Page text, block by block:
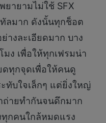
ยายามไม่ใช้ SFX
ลมาก ดังนั้นทุกช็อต
างละเอียดมาก บาง
มง เพื่อให้ทุกเฟรมน่า
ดทุกจุดเพื่อให้คนดู
ทับใจเล็กๆ แต่ยิ่งใหญ่
ถ่ายทำกันจนดึกมาก
กคนใกล้หมดแรง